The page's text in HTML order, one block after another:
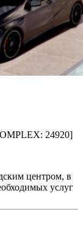
24920]
центром, в
услуг